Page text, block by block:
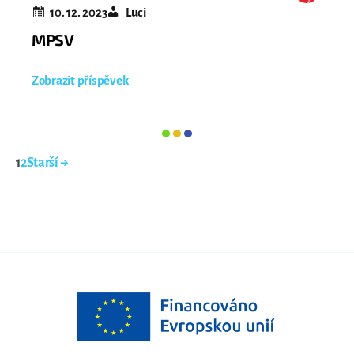
10. 12. 2023 Luci
MPSV
Zobrazit příspěvek
Stránkování
12Starší→